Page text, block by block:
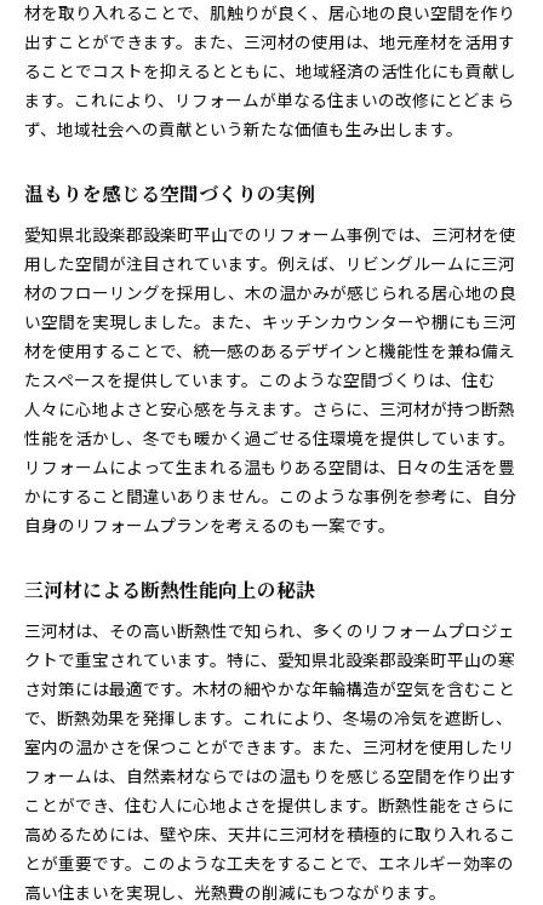
材を取り入れることで、肌触りが良く、居心地の良い空間を作り
出すことができます。また、三河材の使用は、地元産材を活用す
ることでコストを抑えるとともに、地域経済の活性化にも貢献し
ます。これにより、リフォームが単なる住まいの改修にとどまら
ず、地域社会への貢献という新たな価値も生み出します。
温もりを感じる空間づくりの実例
愛知県北設楽郡設楽町平山でのリフォーム事例では、三河材を使
用した空間が注目されています。例えば、リビングルームに三河
材のフローリングを採用し、木の温かみが感じられる居心地の良
い空間を実現しました。また、キッチンカウンターや棚にも三河
材を使用することで、統一感のあるデザインと機能性を兼ね備え
たスペースを提供しています。このような空間づくりは、住む
人々に心地よさと安心感を与えます。さらに、三河材が持つ断熱
性能を活かし、冬でも暖かく過ごせる住環境を提供しています。
リフォームによって生まれる温もりある空間は、日々の生活を豊
かにすること間違いありません。このような事例を参考に、自分
自身のリフォームプランを考えるのも一案です。
三河材による断熱性能向上の秘訣
三河材は、その高い断熱性で知られ、多くのリフォームプロジェ
クトで重宝されています。特に、愛知県北設楽郡設楽町平山の寒
さ対策には最適です。木材の細やかな年輪構造が空気を含むこと
で、断熱効果を発揮します。これにより、冬場の冷気を遮断し、
室内の温かさを保つことができます。また、三河材を使用したリ
フォームは、自然素材ならではの温もりを感じる空間を作り出す
ことができ、住む人に心地よさを提供します。断熱性能をさらに
高めるためには、壁や床、天井に三河材を積極的に取り入れるこ
とが重要です。このような工夫をすることで、エネルギー効率の
高い住まいを実現し、光熱費の削減にもつながります。